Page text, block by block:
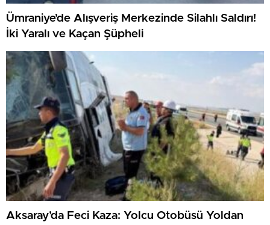
Ümraniye’de Alışveriş Merkezinde Silahlı Saldırı!
İki Yaralı ve Kaçan Şüpheli
Aksaray’da Feci Kaza: Yolcu Otobüsü Yoldan